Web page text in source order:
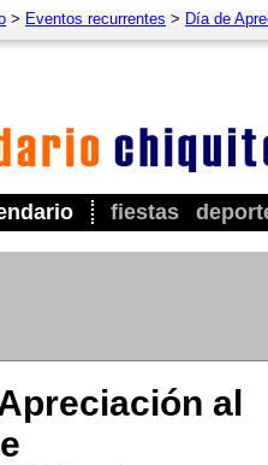
fiestas
> Eventos recurrentes > Día de
al